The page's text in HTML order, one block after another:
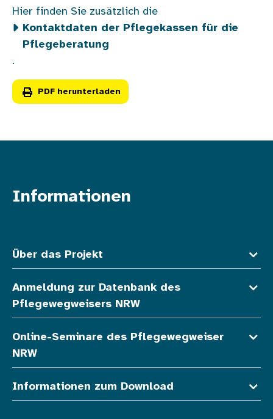
Hier finden Sie zusätzlich die
Kontaktdaten der Pflegekassen für die
Pflegeberatung
.
PDF herunterladen
Informationen
Über das Projekt
Anmeldung zur Datenbank des
Pflegewegweisers NRW
Online-Seminare des Pflegewegweiser
NRW
Informationen zum Download